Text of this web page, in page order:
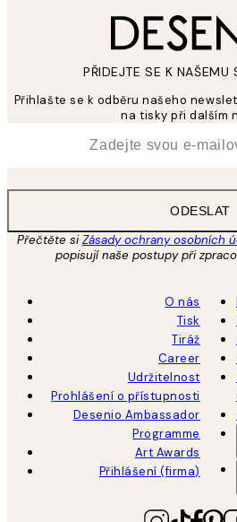
PŘIDEJTE SE K NAŠEMU
Přihlašte se k odběru našeho
na tisky při dalším
ODESLAT
Přečtěte siZásady ochrany osobních
popisují naše postupy při
O nás
Tisk
Tiráž
Career
Udržitelnost
Prohlášení o přístupnosti
Desenio Ambassador
Programme
Art Awards
Přihlášení (firma)